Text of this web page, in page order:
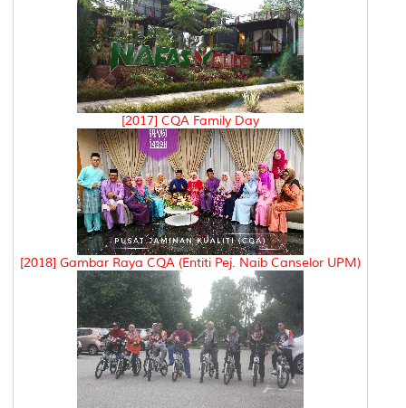
[2017] CQA Family Day
[2018] Gambar Raya CQA (Entiti Pej. Naib Canselor UPM)